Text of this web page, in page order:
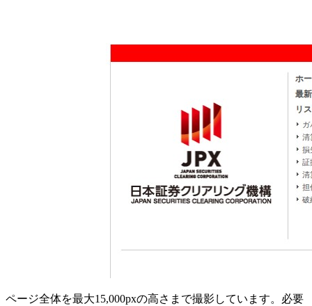
ページ全体を最大15,000pxの高さまで撮影しています。必要